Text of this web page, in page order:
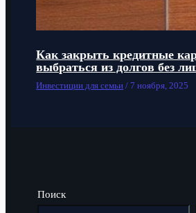
Как закрыть кредитные
выбраться из долгов без
Инвестиции для семьи /7 ноября, 2025
Поиск